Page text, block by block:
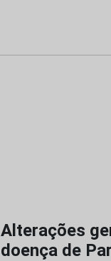
Alterações
doença de